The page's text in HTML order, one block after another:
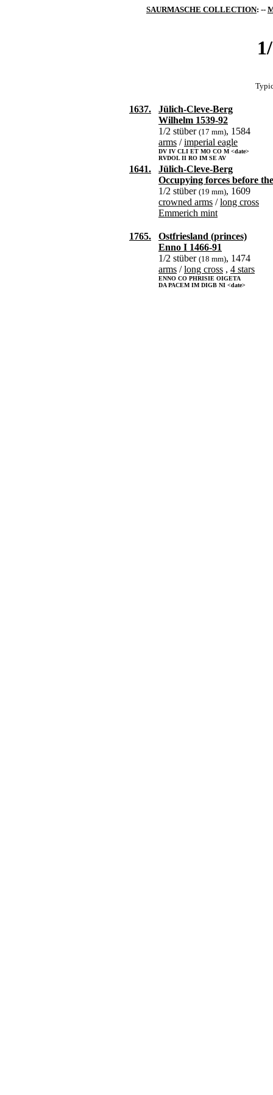
SAURMASCHE COLLECTION: --
1637.
Jülich-Cleve-Berg
Wilhelm 1539-92
1/2 stüber (17 mm), 1584
arms /imperial eagle
DV IV CLI ET MO CO M <date>
RVDOL II RO IM SE AV
1641.
Jülich-Cleve-Berg
Occupying forces before
1/2 stüber (19 mm), 1609
crowned arms /long cross
Emmerich mint
1765.
Ostfriesland (princes)
Enno I 1466-91
1/2 stüber (18 mm), 1474
arms /long cross , 4 stars
ENNO CO PHRISIE OIGETA
DA PACEM IM DIGB NI <date>